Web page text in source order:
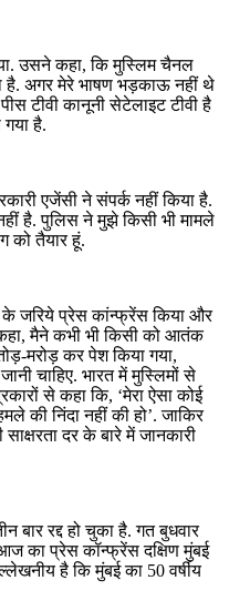
उसने कहा, कि मुस्लिम चैनल
है. अगर मेरे भाषण भड़काऊ नहीं थे
टीवी कानूनी सेटेलाइट टीवी है
है.
एजेंसी ने संपर्क नहीं किया है.
है. पुलिस ने मुझे किसी भी मामले
को तैयार हूं.
जरिये प्रेस क‍ांन्‍फ्रेंस किया और
कहा, मैने कभी भी किसी को आतंक
मरोड़ कर पेश किया गया,
चाहिए. भारत में मुस्लिमों से
से कहा कि, ‘मेरा ऐसा कोई
की निंदा नहीं की हो’. जाकिर
दर के बारे में जानकारी
बार रद्द हो चुका है. गत बुधवार
आज का प्रेस कॉन्फ्रेंस दक्षिण मुंबई
है कि मुंबई का 50 वर्षीय